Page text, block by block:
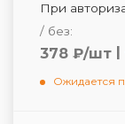
При
/ без:
378 ₽/шт |
Ожидается